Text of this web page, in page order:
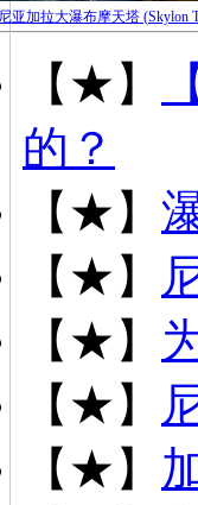
亚加拉大瀑布摩天塔 (Skylon
【★】
的？
【★】
【★】
【★】
【★】
【★】